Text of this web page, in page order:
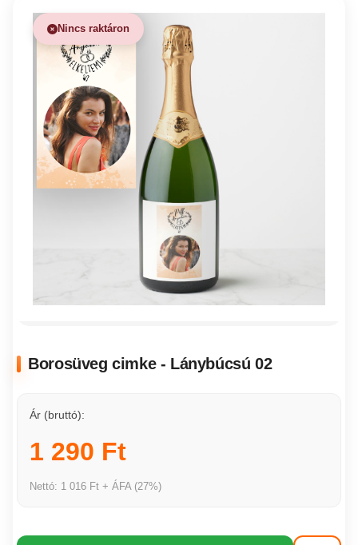
Nincs raktáron
Borosüveg cimke - Lánybúcsú 02
Ár (bruttó):
1 290 Ft
Nettó: 1 016 Ft + ÁFA (27%)